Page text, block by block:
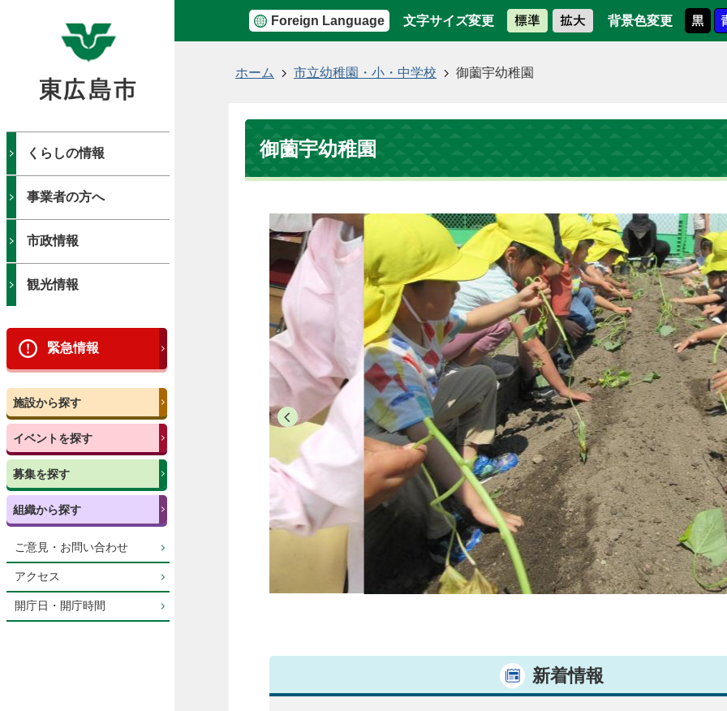
Foreign Language 文字サイズ変更 背景色変更
くらしの情報
事業者の方へ
市政情報
観光情報
緊急情報
施設から探す
イベントを探す
募集を探す
組織から探す
ご意見・お問い合わせ
アクセス
開庁日・開庁時間
ホーム 市立幼稚園・小・中学校 御薗宇幼稚園
御薗宇幼稚園
新着情報